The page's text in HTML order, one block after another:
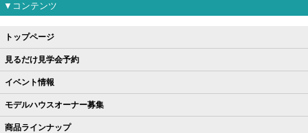
▼コンテンツ
トップページ
見るだけ見学会予約
イベント情報
モデルハウスオーナー募集
商品ラインナップ